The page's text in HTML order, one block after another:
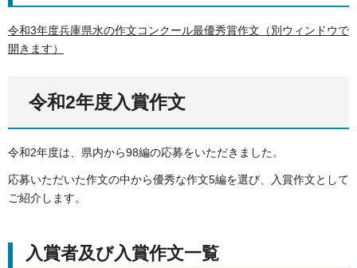
令和3年度兵庫県水の作文コンクール最優秀賞作文（別ウィンドウで
開きます）
令和2年度入賞作文
令和2年度は、県内から98編の応募をいただきました。
応募いただいた作文の中から優秀な作文5編を選び、入賞作文として
ご紹介します。
入賞者及び入賞作文一覧